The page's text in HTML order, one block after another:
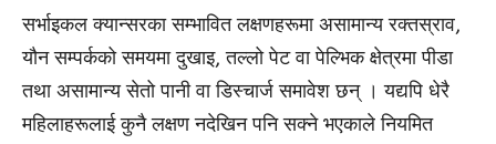
सर्भाइकल क्यान्सरका सम्भावित लक्षणहरूमा असामान्य रक्तस्राव,
यौन सम्पर्कको समयमा दुखाइ, तल्लो पेट वा पेल्भिक क्षेत्रमा पीडा
तथा असामान्य सेतो पानी वा डिस्चार्ज समावेश छन् । यद्यपि धेरै
महिलाहरूलाई कुनै लक्षण नदेखिन पनि सक्ने भएकाले नियमित